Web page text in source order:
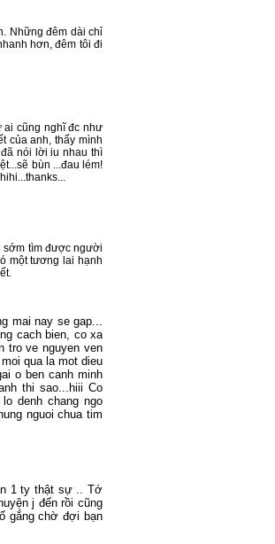
Những đêm dài chỉ
hơn, đêm tôi đi
ai cũng nghĩ đc như
của anh, thấy mình
nói lời iu nhau thì
bùn ...đau lém!
sớm tìm được người
một tương lai hạnh
mai nay se gap...
cach bien, co xa
tro ve nguyen ven
qua la mot dieu
o ben canh minh
thi sao...hiii Co
denh chang ngo
nguoi chua tim
1 ty thật sự .. Tớ
j đến rồi cũng
gắng chờ đợi bạn